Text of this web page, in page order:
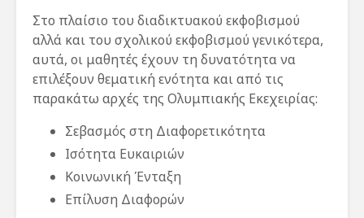
Στο πλαίσιο του διαδικτυακού εκφοβισμού
αλλά και του σχολικού εκφοβισμού γενικότερα,
αυτά, οι μαθητές έχουν τη δυνατότητα να
επιλέξουν θεματική ενότητα και από τις
παρακάτω αρχές της Ολυμπιακής Εκεχειρίας:
Σεβασμός στη Διαφορετικότητα
Ισότητα Ευκαιριών
Κοινωνική Ένταξη
Επίλυση Διαφορών